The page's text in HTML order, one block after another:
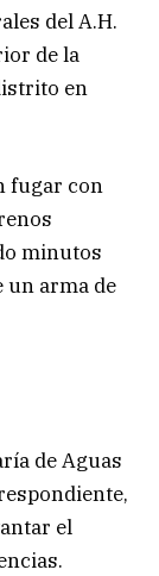
del A.H.
de la
en
fugar con
minutos
un arma de
de Aguas
el